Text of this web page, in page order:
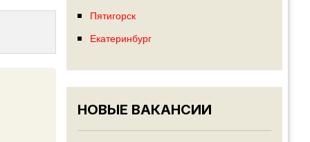
Пятигорск
Екатеринбург
НОВЫЕ ВАКАНСИИ